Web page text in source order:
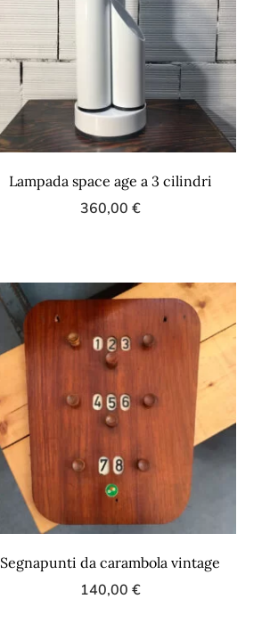
Lampada space age a 3 cilindri
360,00 €
Segnapunti da carambola vintage
140,00 €